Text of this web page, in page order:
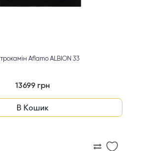
Aflamo ALBION 33
13699 грн
В Кошик